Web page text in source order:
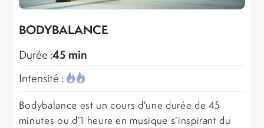
BODYBALANCE
Durée :45 min
Intensité :
Bodybalance est un cours d'une durée de 45
minutes ou d’1 heure en musique s’inspirant du